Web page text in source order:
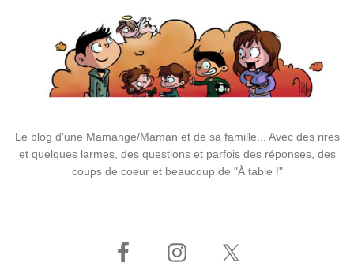
Le blog d'une Mamange/Maman et de sa famille... Avec des rires
et quelques larmes, des questions et parfois des réponses, des
coups de coeur et beaucoup de "À table !"